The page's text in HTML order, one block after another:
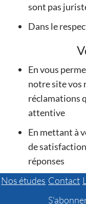
sont pas
Dans le
En vous
notre site vos
réclamations
attentive
En mettant à
de
réponses
Nos études Contact